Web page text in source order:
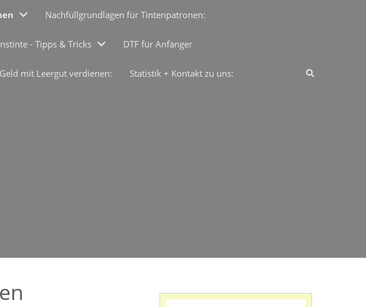
Nachfüllgrundlagen für Tintenpatronen:
- Tipps & Tricks DTF für Anfänger
Geld mit Leergut verdienen: Statistik + Kontakt zu uns: